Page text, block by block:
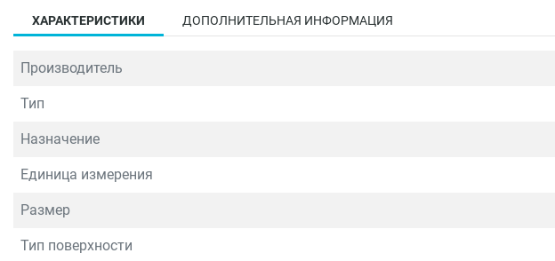
ХАРАКТЕРИСТИКИ ДОПОЛНИТЕЛЬНАЯ ИНФОРМАЦИЯ
Производитель
Тип
Назначение
Единица измерения
Размер
Тип поверхности